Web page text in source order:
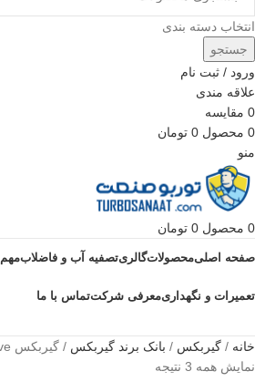
انتخاب دسته بندی
جستجو
ورود / ثبت نام
علاقه مندی
0 مقایسه
0 محصول 0 تومان
منو
0 محصول 0 تومان
صفحه اصلیمحصولاتگالریتصفیه آب و فاضلابمهم
تعمیرات و نگهداریمعرفی شرکتتماس با ما
خانه گیربکس بانک برند گیربکس
گیربکس Motive
نمایش همه 3 نتیجه